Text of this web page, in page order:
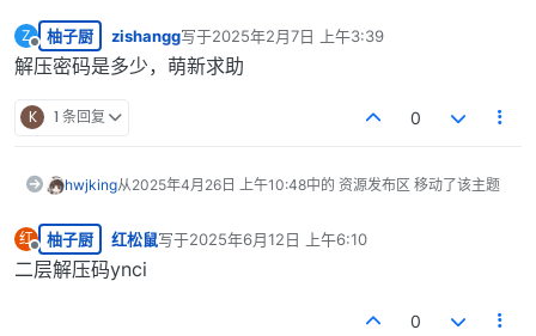
Z
离线
柚子厨 zishangg写于2025年2月7日 上午3:39
最后由 编辑
解压密码是多少，萌新求助
K 1 条回复 0
hwjking从2025年4月26日 上午10:48中的 资源发布区 移动了该主题
红
离线
柚子厨 红松鼠写于2025年6月12日 上午6:10
最后由 编辑
二层解压码ynci
0